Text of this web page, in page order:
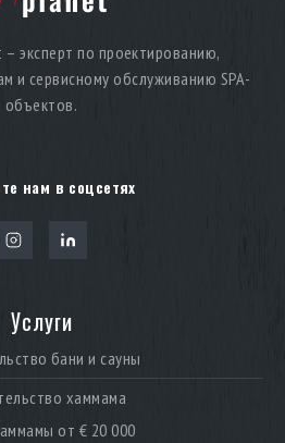
эксперт по проектированию,
и сервисному обслуживанию SPA-
объектов.
нам в соцсетях
Услуги
бани и сауны
хаммама
от € 20 000